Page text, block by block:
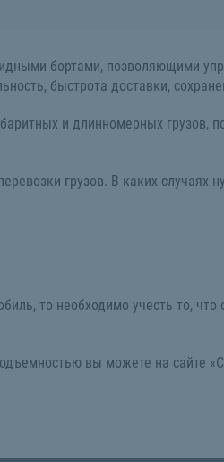
бортами, позволяющими
быстрота доставки,
и длинномерных грузов,
грузов. В каких случаях
то необходимо учесть то,
вы можете на сайте